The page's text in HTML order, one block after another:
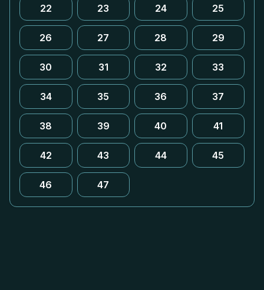
22 23 24 25
26 27 28 29
30 31 32 33
34 35 36 37
38 39 40 41
42 43 44 45
46 47